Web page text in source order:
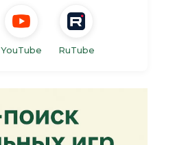
YouTube RuTube